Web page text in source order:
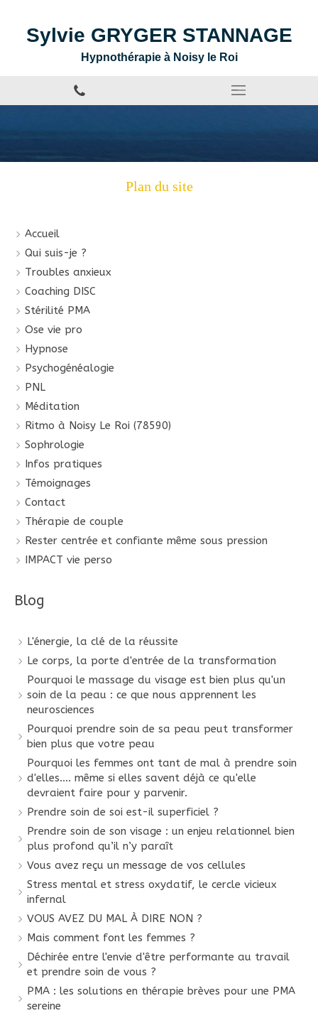
Sylvie GRYGER STANNAGE
Hypnothérapie à Noisy le Roi
Plan du site
Accueil
Qui suis-je ?
Troubles anxieux
Coaching DISC
Stérilité PMA
Ose vie pro
Hypnose
Psychogénéalogie
PNL
Méditation
Ritmo à Noisy Le Roi (78590)
Sophrologie
Infos pratiques
Témoignages
Contact
Thérapie de couple
Rester centrée et confiante même sous pression
IMPACT vie perso
Blog
L'énergie, la clé de la réussite
Le corps, la porte d'entrée de la transformation
Pourquoi le massage du visage est bien plus qu'un
soin de la peau : ce que nous apprennent les
neurosciences
Pourquoi prendre soin de sa peau peut transformer
bien plus que votre peau
Pourquoi les femmes ont tant de mal à prendre soin
d'elles.... même si elles savent déjà ce qu'elle
devraient faire pour y parvenir.
Prendre soin de soi est-il superficiel ?
Prendre soin de son visage : un enjeu relationnel bien
plus profond qu’il n’y paraît
Vous avez reçu un message de vos cellules
Stress mental et stress oxydatif, le cercle vicieux
infernal
VOUS AVEZ DU MAL À DIRE NON ?
Mais comment font les femmes ?
Déchirée entre l'envie d'être performante au travail
et prendre soin de vous ?
PMA : les solutions en thérapie brèves pour une PMA
sereine